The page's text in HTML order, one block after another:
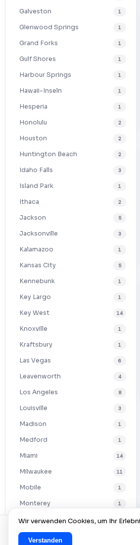
Galveston 1
Glenwood Springs 1
Grand Forks 1
Gulf Shores 1
Harbour Springs 1
Hawaii-Inseln 1
Hesperia 1
Honolulu 2
Houston 2
Huntington Beach 2
Idaho Falls 3
Island Park 1
Ithaca 2
Jackson 5
Jacksonville 3
Kalamazoo 1
Kansas City 5
Kennebunk 1
Key Largo 1
Key West 14
Knoxville 1
Kraftsbury 1
Las Vegas 6
Leavenworth 4
Los Angeles 8
Louisville 3
Madison 1
Medford 1
Miami 14
Milwaukee 11
Mobile 1
Monterey 1
Nashville 6
New Haven
Wir verwenden Cookies, um Ihr
Verstanden